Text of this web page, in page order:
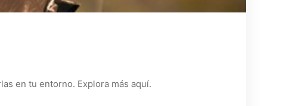
en tu entorno. Explora más aquí.